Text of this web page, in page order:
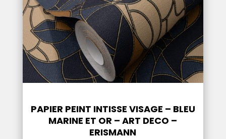
PAPIER PEINT INTISSE VISAGE – BLEU
MARINE ET OR – ART DECO –
ERISMANN